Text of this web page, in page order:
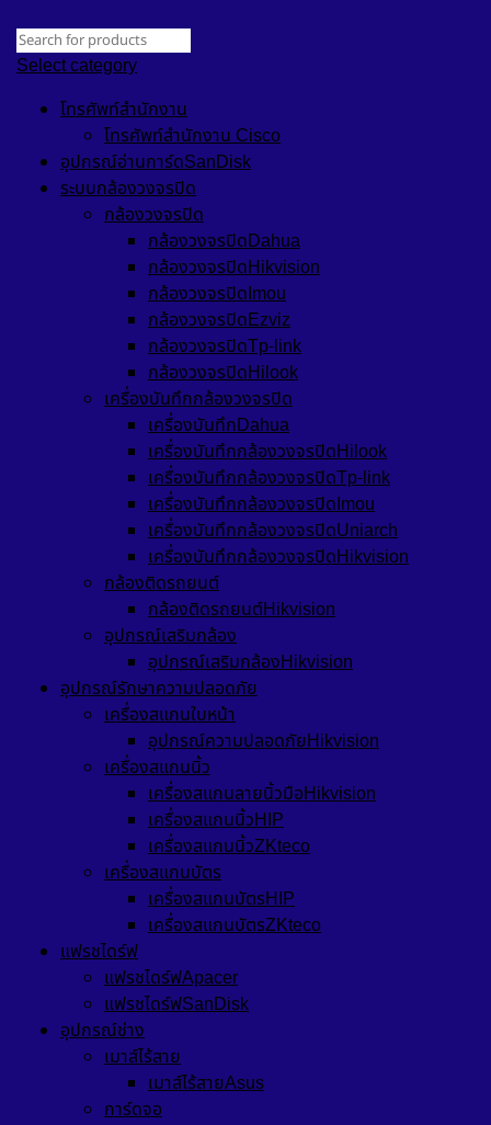
Select category
โทรศัพท์สำนักงาน
โทรศัพท์สำนักงาน Cisco
อุปกรณ์อ่านการ์ดSanDisk
ระบบกล้องวงจรปิด
กล้องวงจรปิด
กล้องวงจรปิดDahua
กล้องวงจรปิดHikvision
กล้องวงจรปิดImou
กล้องวงจรปิดEzviz
กล้องวงจรปิดTp-link
กล้องวงจรปิดHilook
เครื่องบันทึกกล้องวงจรปิด
เครื่องบันทึกDahua
เครื่องบันทึกกล้องวงจรปิดHilook
เครื่องบันทึกกล้องวงจรปิดTp-link
เครื่องบันทึกกล้องวงจรปิดImou
เครื่องบันทึกกล้องวงจรปิดUniarch
เครื่องบันทึกกล้องวงจรปิดHikvision
กล้องติดรถยนต์
กล้องติดรถยนต์Hikvision
อุปกรณ์เสริมกล้อง
อุปกรณ์เสริมกล้องHikvision
อุปกรณ์รักษาความปลอดภัย
เครื่องสแกนใบหน้า
อุปกรณ์ความปลอดภัยHikvision
เครื่องสแกนนิ้ว
เครื่องสแกนลายนิ้วมือHikvision
เครื่องสแกนนิ้วHIP
เครื่องสแกนนิ้วZKteco
เครื่องสแกนบัตร
เครื่องสแกนบัตรHIP
เครื่องสแกนบัตรZKteco
แฟรชไดร์ฟ
แฟรชไดร์ฟApacer
แฟรชไดร์ฟSanDisk
อุปกรณ์ช่าง
เมาส์ไร้สาย
เมาส์ไร้สายAsus
การ์ดจอ